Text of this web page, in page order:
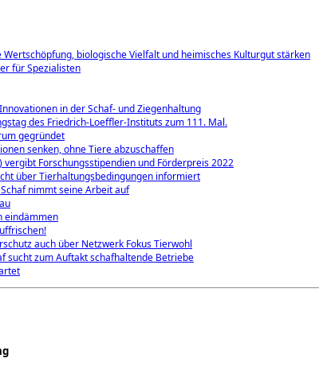
biologische Vielfalt und heimisches Kulturgut stärken
für Spezialisten
in der Schaf- und Ziegenhaltung
des Friedrich-Loeffler-Instituts zum 111. Mal.
gegründet
senken, ohne Tiere abzuschaffen
Forschungsstipendien und Förderpreis 2022
über Tierhaltungsbedingungen informiert
nimmt seine Arbeit auf
eindämmen
auch über Netzwerk Fokus Tierwohl
sucht zum Auftakt schafhaltende Betriebe